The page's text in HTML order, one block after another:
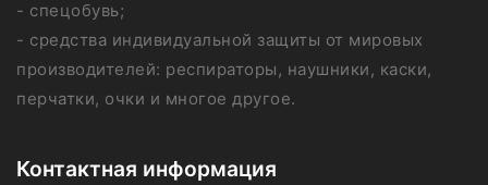
- спецобувь;
- средства индивидуальной защиты от мировых
производителей: респираторы, наушники, каски,
перчатки, очки и многое другое.
Контактная информация